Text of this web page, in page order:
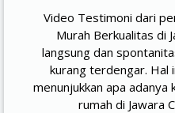
Video Testimoni dari
Murah Berkualitas di
langsung dan
kurang terdengar. Hal
menunjukkan apa
rumah di Jawara